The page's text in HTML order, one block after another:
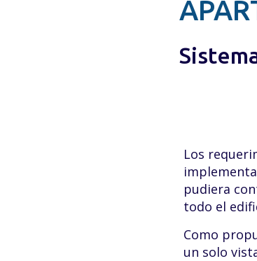
Los
pudiera
todo el
Como
un solo